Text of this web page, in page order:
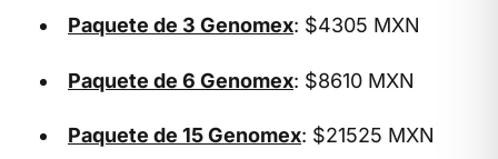
Paquete de 3 Genomex: $4305 MXN
Paquete de 6 Genomex: $8610 MXN
Paquete de 15 Genomex: $21525 MXN